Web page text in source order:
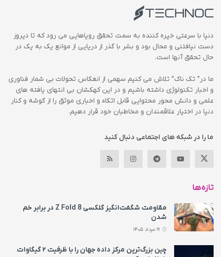
دنیا با سرعتی خیره کننده به سمت تحقق رویاهایی می رود که تا دیروز
دست نیافتنی و محال بود و بشر با گذر از دریایی از موانع یک به یک در
حال تحقق آنها است.
ما در” تک ناک” تلاش می کنیم سهمی از انعکاس تحولات بی شمار فناوری
و اخبار تکنولوژی داشته باشیم و در این کهکشان بی انتهای یافته های
علمی و دانش محور محتوایی قابل اتکاء و اخباری موثق را از گوشه و کنار
دنیا در اختیار علاقمندان و مخاطبان خود قرار دهیم.
ما را در شبکه های اجتماعی دنبال کنید
تازه‌ها
مقاومت شگفت‌انگیز گلکسی Z Fold 8 در برابر خم
شدن
چین بزرگ‌ترین مرکز داده جهان را با ظرفیت ۲ گیگاوات